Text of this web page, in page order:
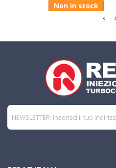
Non in stock